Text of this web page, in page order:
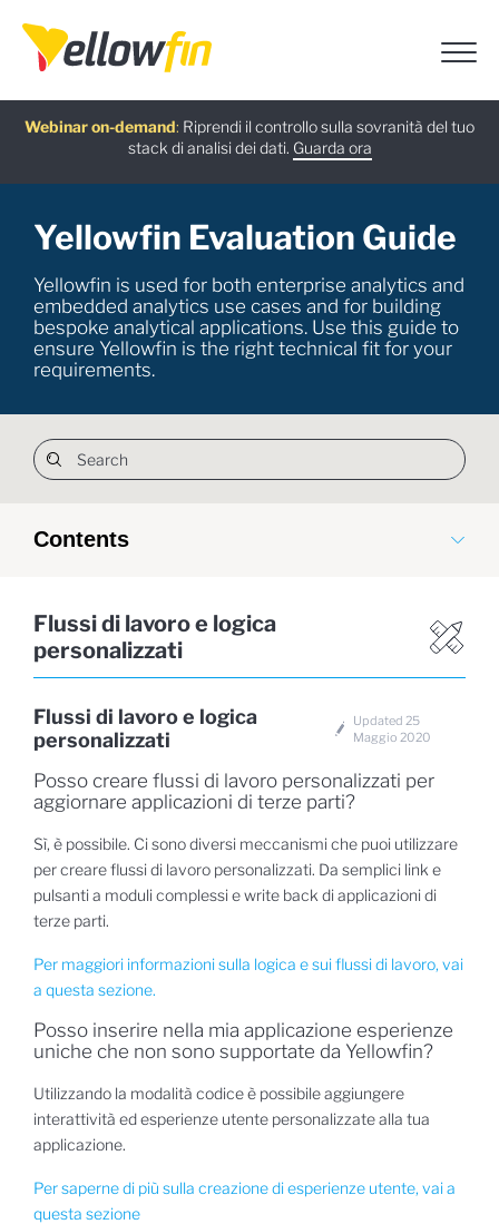
Webinar on-demand: Riprendi il controllo sulla sovranità del tuo
stack di analisi dei dati. Guarda ora
Ultima versione
Scopri di più
Guida gratuita:
Scarica ora
Assistenti chatbot IA:
Prova ora
Yellowfin Evaluation Guide
Yellowfin is used for both enterprise analytics and
embedded analytics use cases and for building
bespoke analytical applications. Use this guide to
ensure Yellowfin is the right technical fit for your
requirements.
Contents
Flussi di lavoro e logica
personalizzati
Flussi di lavoro e logica
personalizzati
Updated 25
Maggio 2020
Posso creare flussi di lavoro personalizzati per
aggiornare applicazioni di terze parti?
Sì, è possibile. Ci sono diversi meccanismi che puoi utilizzare
per creare flussi di lavoro personalizzati. Da semplici link e
pulsanti a moduli complessi e write back di applicazioni di
terze parti.
Per maggiori informazioni sulla logica e sui flussi di lavoro, vai
a questa sezione.
Posso inserire nella mia applicazione esperienze
uniche che non sono supportate da Yellowfin?
Utilizzando la modalità codice è possibile aggiungere
interattività ed esperienze utente personalizzate alla tua
applicazione.
Per saperne di più sulla creazione di esperienze utente, vai a
questa sezione